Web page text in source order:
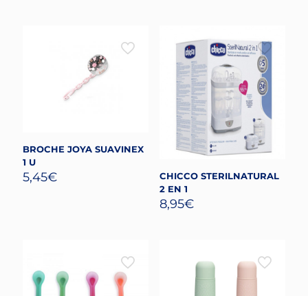
BROCHE JOYA SUAVINEX
1 U
5,45€
CHICCO STERILNATURAL
2 EN 1
8,95€